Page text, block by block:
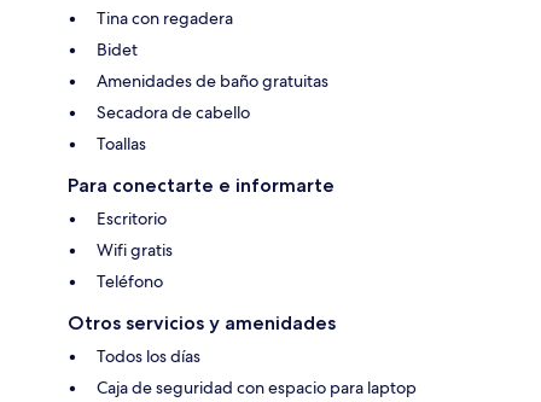
Tina con regadera
Bidet
Amenidades de baño gratuitas
Secadora de cabello
Toallas
Para conectarte e informarte
Escritorio
Wifi gratis
Teléfono
Otros servicios y amenidades
Todos los días
Caja de seguridad con espacio para laptop